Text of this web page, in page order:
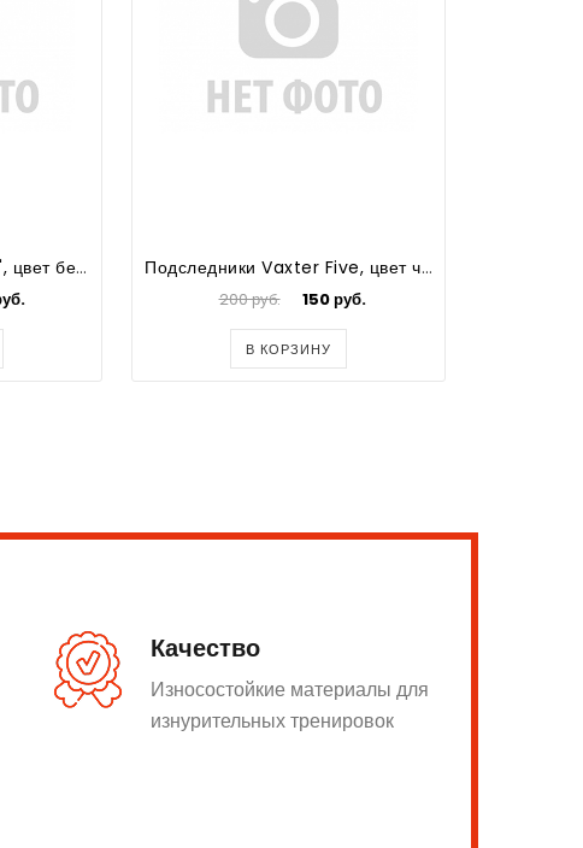
Шорты спортивные "VF", цвет белый, р.XL Подследники Vaxter Five, цвет черный
200 руб. 150 руб.
В КОРЗИНУ
Качество
Износостойкие материалы для
изнурительных тренировок